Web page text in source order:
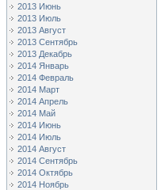
2013 Июнь
2013 Июль
2013 Август
2013 Сентябрь
2013 Декабрь
2014 Январь
2014 Февраль
2014 Март
2014 Апрель
2014 Май
2014 Июнь
2014 Июль
2014 Август
2014 Сентябрь
2014 Октябрь
2014 Ноябрь